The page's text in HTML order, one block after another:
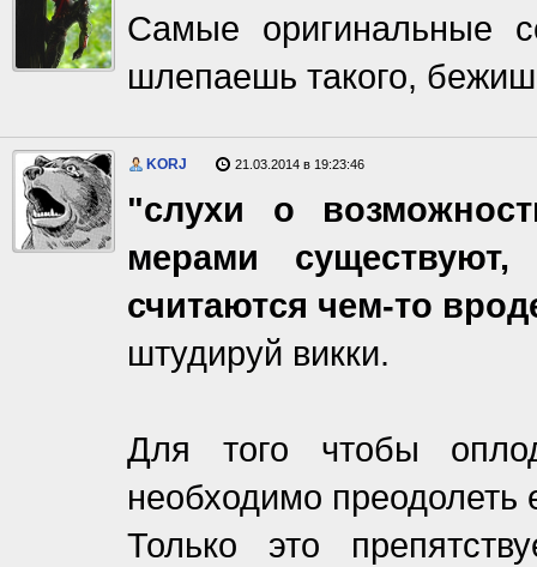
Самые оригинальные
шлепаешь такого,
KORJ 21.03.2014 в 19:23:46
"слухи о
мерами
считаются чем-то
штудируй викки.
Для того чтобы
необходимо преодолеть
Только это